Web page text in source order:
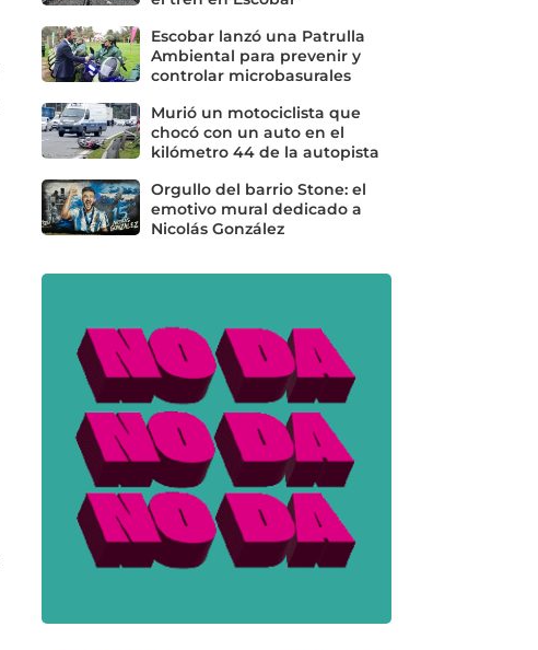
Escobar lanzó una Patrulla
Ambiental para prevenir y
controlar microbasurales
Murió un motociclista que
chocó con un auto en el
kilómetro 44 de la autopista
Orgullo del barrio Stone: el
emotivo mural dedicado a
Nicolás González